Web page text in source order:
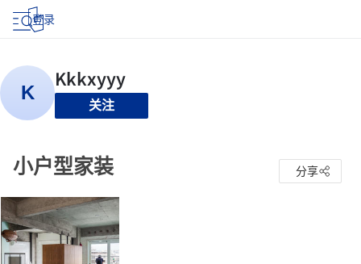
登录
关注
小户型家装 分享